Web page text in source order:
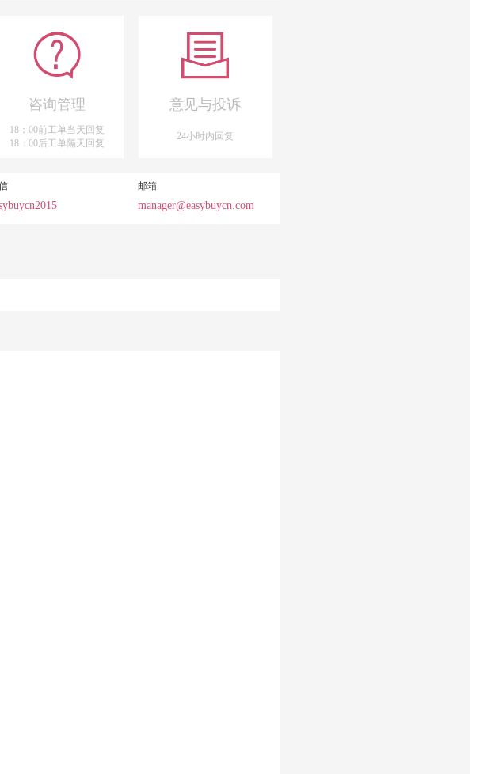
咨询管理
18：00前工单当天回复
18：00后工单隔天回复
意见与投诉
24小时内回复
邮箱
manager@easybuycn.com